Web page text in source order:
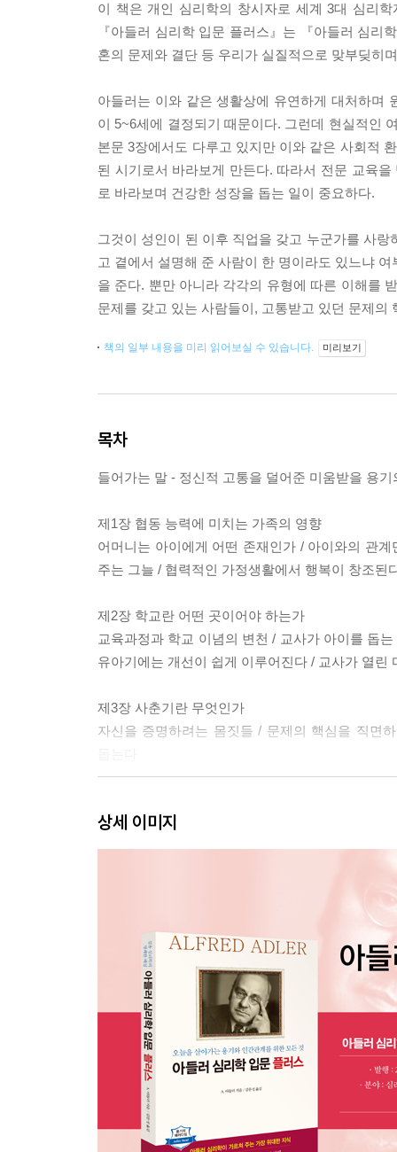
이 책은 개인 심리학의 창시자로 세계 3대 심리
『아들러 심리학 입문 플러스』는 『아들러 심
혼의 문제와 결단 등 우리가 실질적으로 맞부딪히
아들러는 이와 같은 생활상에 유연하게 대처하며
이 5~6세에 결정되기 때문이다. 그런데 현실적인
본문 3장에서도 다루고 있지만 이와 같은 사회적
된 시기로서 바라보게 만든다. 따라서 전문 교육
로 바라보며 건강한 성장을 돕는 일이 중요하다.
그것이 성인이 된 이후 직업을 갖고 누군가를 사
고 곁에서 설명해 준 사람이 한 명이라도 있느냐
을 준다. 뿐만 아니라 각각의 유형에 따른 이해를
문제를 갖고 있는 사람들이, 고통받고 있던 문제
책의 일부 내용을 미리 읽어보실 수 있습니다. 미리보기
목차
들어가는 말 - 정신적 고통을 덜어준 미움받을 용기
제1장 협동 능력에 미치는 가족의 영향
어머니는 아이에게 어떤 존재인가 / 아이와의 관
주는 그늘 / 협력적인 가정생활에서 행복이 창조된
제2장 학교란 어떤 곳이어야 하는가
교육과정과 학교 이념의 변천 / 교사가 아이를 돕
유아기에는 개선이 쉽게 이루어진다 / 교사가 열린
제3장 사춘기란 무엇인가
자신을 증명하려는 몸짓들 / 문제의 핵심을 직면
그들은 같은 방식으로 실패하고 있다 / 범죄자는
착각 / 성격의 주된 특징은 5~6세에 결정된다 / 경
분리될 수 없는 세 가지 인연 / 초기의 기억이 중요
제6장 인류에 대한 관심에서 진보하다
타인과 어울리지 못하는 사람들 / 그 소녀는 회복
제7장 사랑과 결혼의 문제
얼마나 협력할 수 있는가 / 평등이라는 필수 조
결혼에 관한 위대한 결론
마치며 - 알프레드 아들러의 생애
상세 이미지